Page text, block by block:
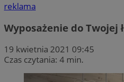
reklama
Wyposażenie do Twojej
19 kwietnia 2021 09:45
Czas czytania: 4 min.